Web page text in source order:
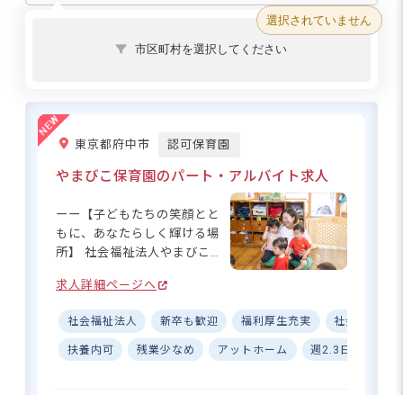
選択されていません
市区町村を選択してください
東京都府中市 認可保育園
やまびこ保育園のパート・アルバイト求人
ーー【子どもたちの笑顔とと
もに、あなたらしく輝ける場
所】 社会福祉法人やまびこの
園」は、子どもたちの元気な
声が響く、あたたかな保育園
です☆ 早朝6:50〜や夕方
17:00〜など、生活リズムに合
求人詳細ページへ
社会福祉法人 新卒も歓迎 福利厚生充実 社会保険完
扶養内可 残業少なめ アットホーム 週2.3日~OK